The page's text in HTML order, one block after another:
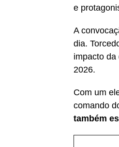
e
A
dia.
impacto da
2026.
Com um
comando
também